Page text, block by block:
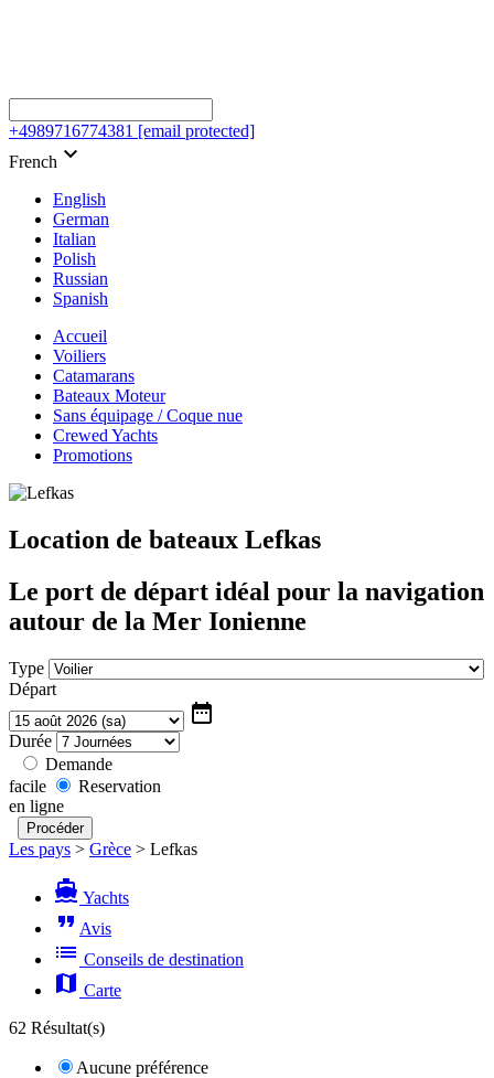
+4989716774381 [email protected]
French keyboard_arrow_down
English
German
Italian
Polish
Russian
Spanish
Accueil
Voiliers
Catamarans
Bateaux Moteur
Sans équipage / Coque nue
Crewed Yachts
Promotions
Location de bateaux Lefkas
Le port de départ idéal pour la navigation
autour de la Mer Ionienne
Type
Départ
date_range
Durée
Demande
facile
Reservation
en ligne
Les pays > Grèce > Lefkas
directions_boat Yachts
format_quote Avis
list Conseils de destination
map Carte
62 Résultat(s)
Aucune préférence